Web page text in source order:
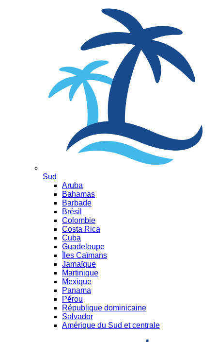
Sud
Aruba
Bahamas
Barbade
Brésil
Colombie
Costa Rica
Cuba
Guadeloupe
Îles Caïmans
Jamaïque
Martinique
Mexique
Panama
Pérou
République dominicaine
Salvador
Amérique du Sud et centrale